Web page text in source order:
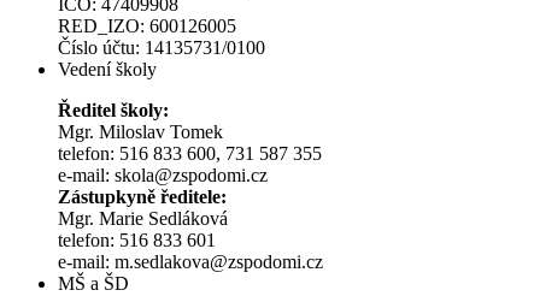
IČO: 47409908
RED_IZO: 600126005
Číslo účtu: 14135731/0100
Vedení školy
Ředitel školy:
Mgr. Miloslav Tomek
telefon: 516 833 600, 731 587 355
e-mail: skola@zspodomi.cz
Zástupkyně ředitele:
Mgr. Marie Sedláková
telefon: 516 833 601
e-mail: m.sedlakova@zspodomi.cz
MŠ a ŠD